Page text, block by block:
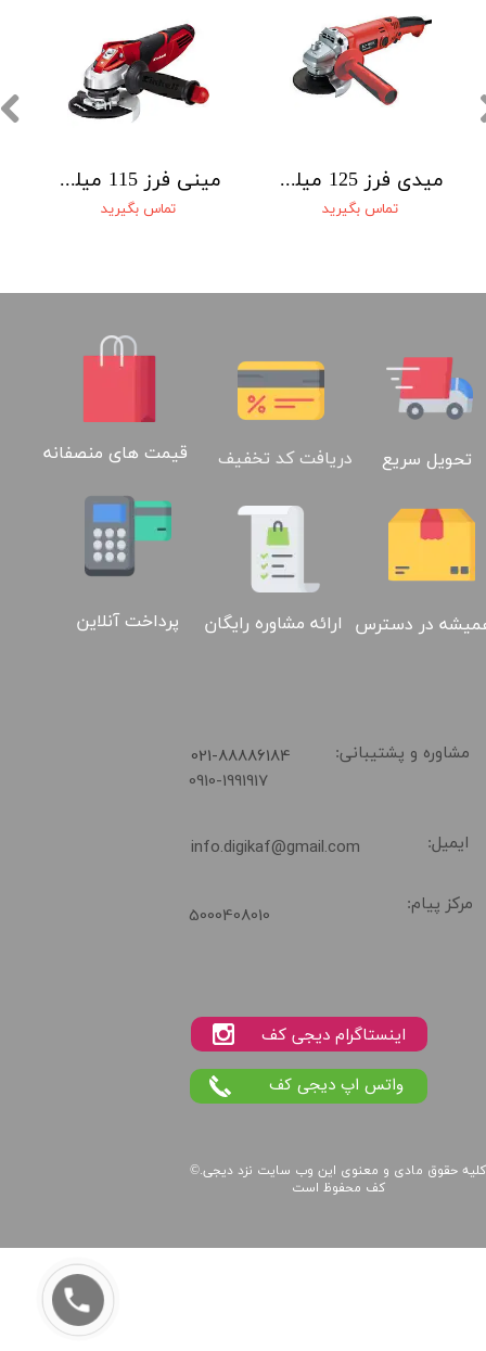
مينی فرز 115 ميليمتر 750 وات آينهل TE-AG 115/750DP
تماس بگیرید
ميدی فرز 125 ميليمتر دسته بلند 1100 وات صنعتی محک AG-125-P
تماس بگیرید
تحویل سریع دریافت کد تخفیف قیمت های منصفانه
در دسترس ارائه مشاوره رایگان پرداخت آنلاین
مشاوره و پشتیبانی: ​021-88886184
info.digikaf@gmail.com
©. کلیه حقوق مادی و معنوی این وب سایت نزددیجی
کف محفوظ است
ایمیل:
مرکز پیام: 5000408010
0910-1991917
واتس اپ دیجی کف